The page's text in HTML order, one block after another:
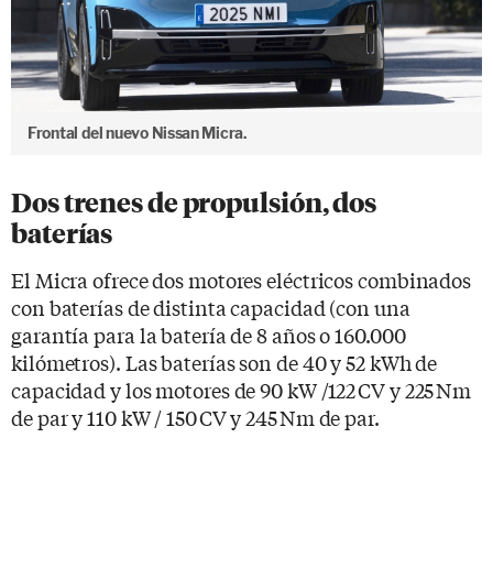
Frontal del nuevo Nissan Micra.
Dos trenes de propulsión, dos
baterías
El Micra ofrece dos motores eléctricos combinados
con baterías de distinta capacidad (con una
garantía para la batería de 8 años o 160.000
kilómetros). Las baterías son de 40 y 52 kWh de
capacidad y los motores de 90 kW /122 CV y 225 Nm
de par y 110 kW / 150 CV y 245 Nm de par.